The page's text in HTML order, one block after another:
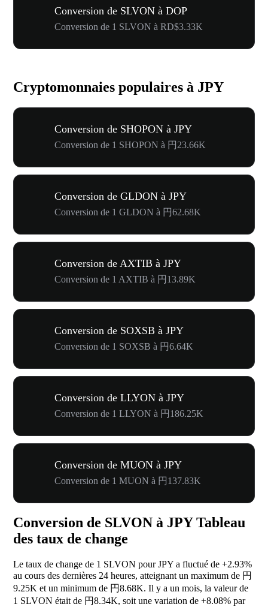
Conversion de SLVON à DOP
Conversion de 1 SLVON à RD$3.33K
Cryptomonnaies populaires à JPY
Conversion de SHOPON à JPY
Conversion de 1 SHOPON à 円23.66K
Conversion de GLDON à JPY
Conversion de 1 GLDON à 円62.68K
Conversion de AXTIB à JPY
Conversion de 1 AXTIB à 円13.89K
Conversion de SOXSB à JPY
Conversion de 1 SOXSB à 円6.64K
Conversion de LLYON à JPY
Conversion de 1 LLYON à 円186.25K
Conversion de MUON à JPY
Conversion de 1 MUON à 円137.83K
Conversion de SLVON à JPY Tableau
des taux de change
Le taux de change de 1 SLVON pour JPY a fluctué de +2.93%
au cours des dernières 24 heures, atteignant un maximum de 円
9.25K et un minimum de 円8.68K. Il y a un mois, la valeur de
1 SLVON était de 円8.34K, soit une variation de +8.08% par